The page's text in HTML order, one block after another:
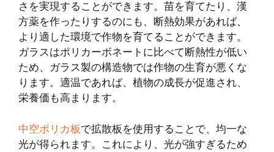
さを実現することができます。苗を育てたり、漢
方薬を作ったりするのにも、断熱効果があれば、
より適した環境で作物を育てることができます。
ガラスはポリカーボネートに比べて断熱性が低い
ため、ガラス製の構造物では作物の生育が悪くな
ります。適温であれば、植物の成長が促進され、
栄養価も高まります。
中空ポリカ板で拡散板を使用することで、均一な
光が得られます。これにより、光が強すぎるため